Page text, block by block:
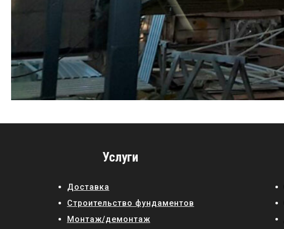
Услуги
Доставка
Строительство фундаментов
Монтаж/демонтаж